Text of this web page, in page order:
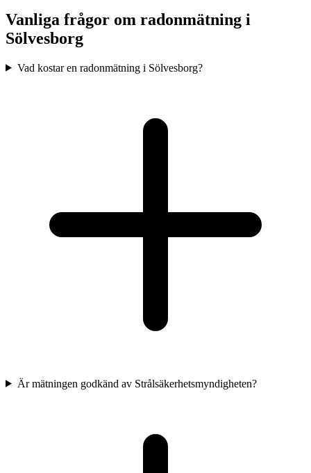
Vanliga frågor om radonmätning i
Sölvesborg
Vad kostar en radonmätning i Sölvesborg?
Är mätningen godkänd av Strålsäkerhetsmyndigheten?